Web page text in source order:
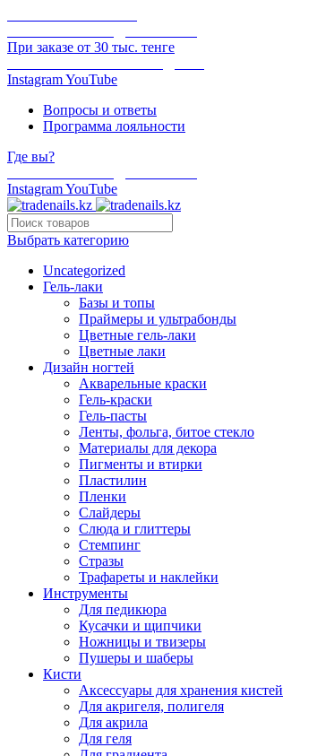
При заказе от 30 тыс. тенге
InstagramYouTube
Вопросы и ответы
Программа лояльности
Где вы?
InstagramYouTube
Выбрать категорию
Uncategorized
Гель-лаки
Базы и топы
Праймеры и ультрабонды
Цветные гель-лаки
Цветные лаки
Дизайн ногтей
Акварельные краски
Гель-краски
Гель-пасты
Ленты, фольга, битое стекло
Материалы для декора
Пигменты и втирки
Пластилин
Пленки
Слайдеры
Слюда и глиттеры
Стемпинг
Стразы
Трафареты и наклейки
Инструменты
Для педикюра
Кусачки и щипчики
Ножницы и твизеры
Пушеры и шаберы
Кисти
Аксессуары для хранения кистей
Для акригеля, полигеля
Для акрила
Для геля